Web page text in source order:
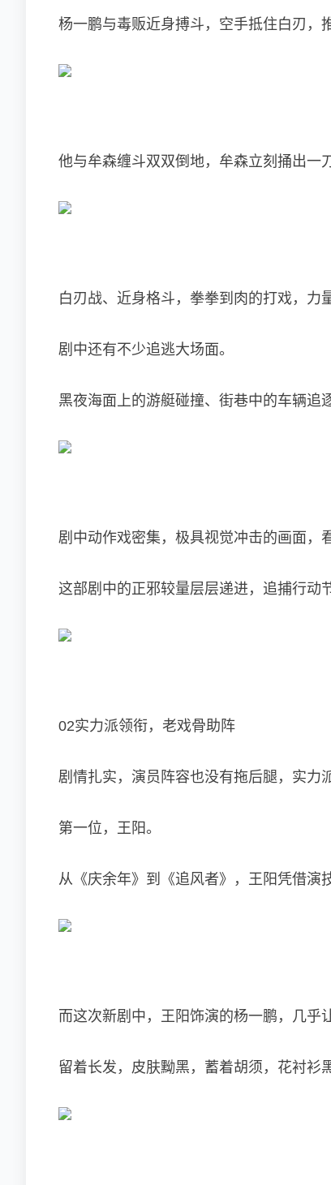
杨一鹏与毒贩近身搏斗，空手抵住白刃，
他与牟森缠斗双双倒地，牟森立刻捅出一
白刃战、近身格斗，拳拳到肉的打戏，力
剧中还有不少追逃大场面。
黑夜海面上的游艇碰撞、街巷中的车辆追
剧中动作戏密集，极具视觉冲击的画面，
这部剧中的正邪较量层层递进，追捕行动
02实力派领衔，老戏骨助阵
剧情扎实，演员阵容也没有拖后腿，实力
第一位，王阳。
从《庆余年》到《追风者》，王阳凭借演
而这次新剧中，王阳饰演的杨一鹏，几乎
留着长发，皮肤黝黑，蓄着胡须，花衬衫